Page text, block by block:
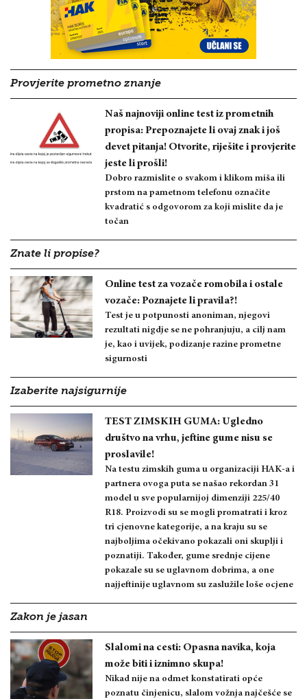
Provjerite prometno znanje
Naš najnoviji online test iz prometnih
propisa: Prepoznajete li ovaj znak i još
devet pitanja! Otvorite, riješite i provjerite
jeste li prošli!
Dobro razmislite o svakom i klikom miša ili
prstom na pametnom telefonu označite
kvadratić s odgovorom za koji mislite da je
točan
Znate li propise?
Online test za vozače romobila i ostale
vozače: Poznajete li pravila?!
Test je u potpunosti anoniman, njegovi
rezultati nigdje se ne pohranjuju, a cilj nam
je, kao i uvijek, podizanje razine prometne
sigurnosti
Izaberite najsigurnije
TEST ZIMSKIH GUMA: Ugledno
društvo na vrhu, jeftine gume nisu se
proslavile!
Na testu zimskih guma u organizaciji HAK-a i
partnera ovoga puta se našao rekordan 31
model u sve popularnijoj dimenziji 225/40
R18. Proizvodi su se mogli promatrati i kroz
tri cjenovne kategorije, a na kraju su se
najboljima očekivano pokazali oni skuplji i
poznatiji. Također, gume srednje cijene
pokazale su se uglavnom dobrima, a one
najjeftinije uglavnom su zaslužile loše ocjene
Zakon je jasan
Slalomi na cesti: Opasna navika, koja
može biti i iznimno skupa!
Nikad nije na odmet konstatirati opće
poznatu činjenicu, slalom vožnja najčešće se